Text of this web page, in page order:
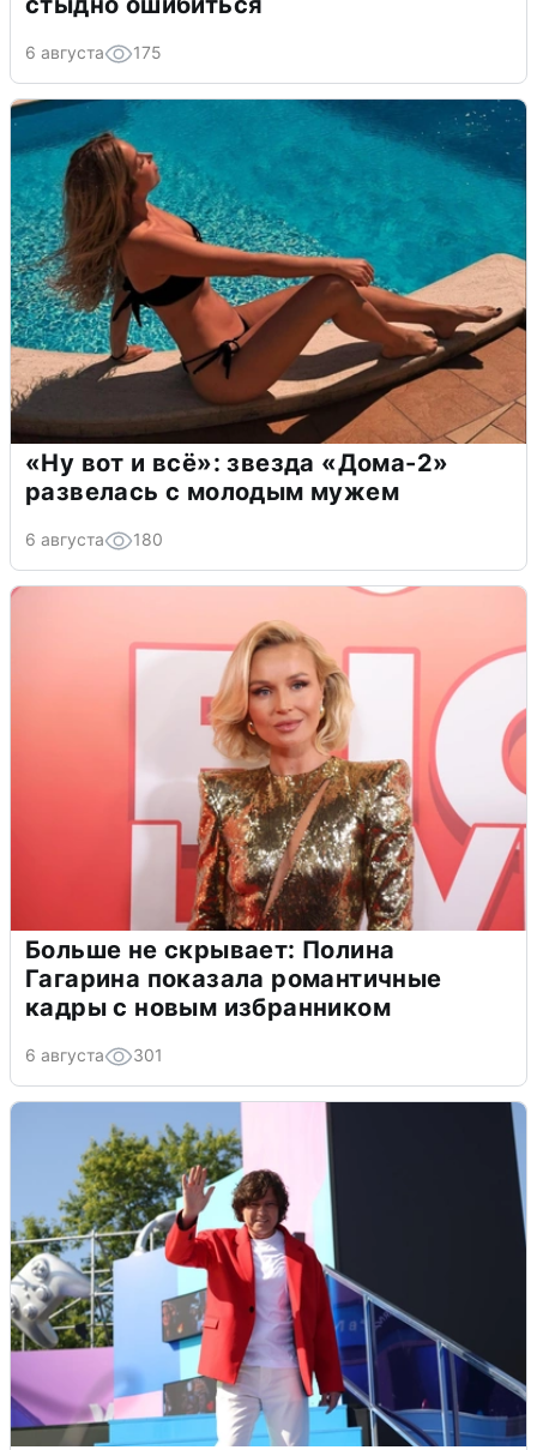
6 августа 175
«Ну вот и всё»: звезда «Дома-2»
развелась с молодым мужем
6 августа 180
Больше не скрывает: Полина
Гагарина показала романтичные
кадры с новым избранником
6 августа 301